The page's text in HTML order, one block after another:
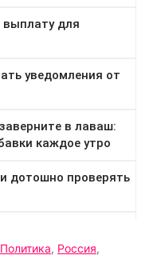
Политика, Россия,